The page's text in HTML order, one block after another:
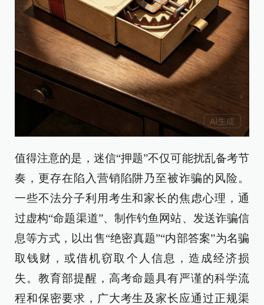
值得注意的是，迷信“押题”不仅可能扰乱备考节
奏，更存在陷入营销陷阱乃至被诈骗的风险。
一些不法分子利用考生和家长的焦虑心理，通
过虚构“命题渠道”、制作钓鱼网站、发送诈骗信
息等方式，以出售“绝密真题”“内部答案”为名骗
取钱财，或借机窃取个人信息，造成经济损
失。教育部提醒，高考命题具有严谨的科学流
程和保密要求，广大考生及家长应通过正规渠